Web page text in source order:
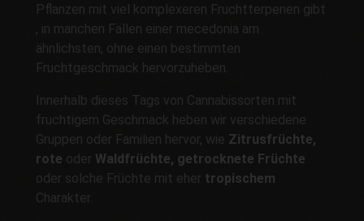
Pflanzen mit viel komplexeren Fruchtterpenen gibt
, in manchen Fällen einer mecedonia am
ähnlichsten, ohne einen bestimmten
Fruchtgeschmack hervorzuheben.
Innerhalb dieses Tags von Cannabissorten mit
fruchtigem Geschmack heben wir verschiedene
Gruppen oder Familien hervor, wie Zitrusfrüchte,
rote oder Waldfrüchte, getrocknete Früchte
oder solche Früchte mit eher tropischem
Charakter.